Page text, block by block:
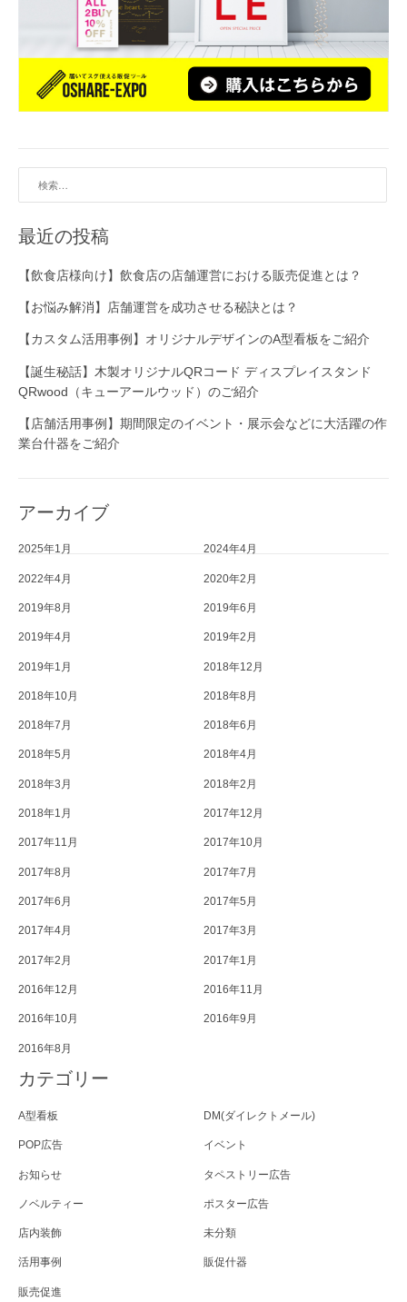
最近の投稿
【飲食店様向け】飲食店の店舗運営における販売促進とは？
【お悩み解消】店舗運営を成功させる秘訣とは？
【カスタム活用事例】オリジナルデザインのA型看板をご紹介
【誕生秘話】木製オリジナルQRコード ディスプレイスタンド
QRwood（キューアールウッド）のご紹介
【店舗活用事例】期間限定のイベント・展示会などに大活躍の作
業台什器をご紹介
アーカイブ
2025年1月 2024年4月
2022年4月 2020年2月
2019年8月 2019年6月
2019年4月 2019年2月
2019年1月 2018年12月
2018年10月 2018年8月
2018年7月 2018年6月
2018年5月 2018年4月
2018年3月 2018年2月
2018年1月 2017年12月
2017年11月 2017年10月
2017年8月 2017年7月
2017年6月 2017年5月
2017年4月 2017年3月
2017年2月 2017年1月
2016年12月 2016年11月
2016年10月 2016年9月
2016年8月
カテゴリー
A型看板 DM(ダイレクトメール)
POP広告 イベント
お知らせ タペストリー広告
ノベルティー ポスター広告
店内装飾 未分類
活用事例 販促什器
販売促進